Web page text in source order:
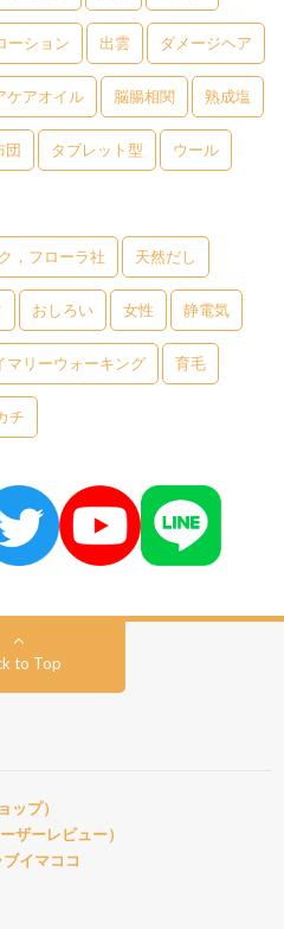
ーション 出雲 ダメージヘア
ケアオイル 脳腸相関 熟成塩
団 タブレット型 ウール
，フローラ社 天然だし
おしろい 女性 静電気
マリーウォーキング 育毛
チ
to Top
ップ）
ザーレビュー）
イマココ